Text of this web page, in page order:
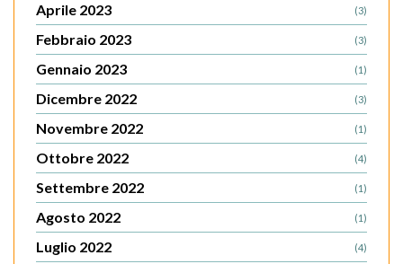
Aprile 2023 (3)
Febbraio 2023 (3)
Gennaio 2023 (1)
Dicembre 2022 (3)
Novembre 2022 (1)
Ottobre 2022 (4)
Settembre 2022 (1)
Agosto 2022 (1)
Luglio 2022 (4)